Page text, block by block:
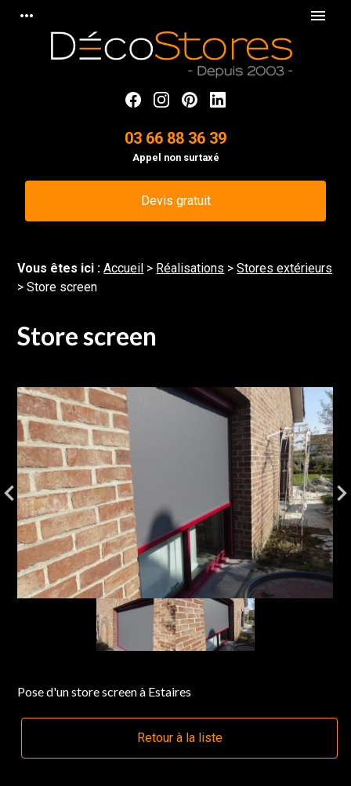
more_horiz menu
03 66 88 36 39
Appel non surtaxé
Devis gratuit
Vous êtes ici :Accueil > Réalisations >Stores extérieurs
>Store screen
Store screen
Pose d'un store screen à Estaires
Retour à la liste